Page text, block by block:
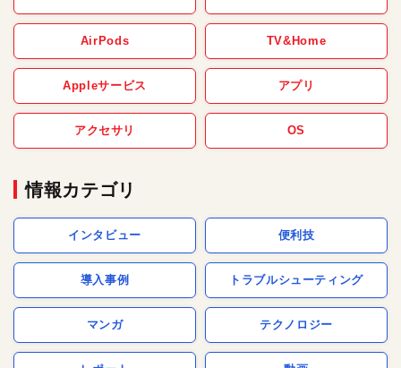
AirPods TV&Home
Appleサービス アプリ
アクセサリ OS
情報カテゴリ
インタビュー 便利技
導入事例 トラブルシューティング
マンガ テクノロジー